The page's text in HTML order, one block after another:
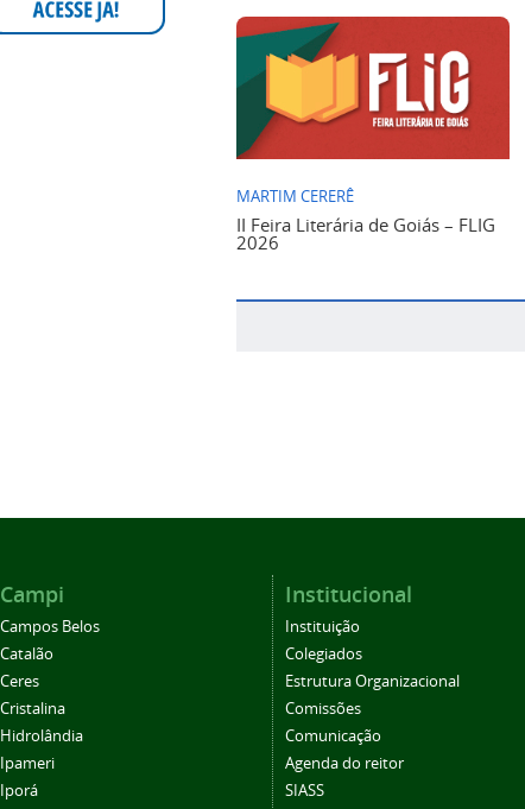
MARTIM CERERÊ
II Feira Literária de Goiás – FLIG
2026
Campos Belos
Catalão
Ceres
Cristalina
Hidrolândia
Ipameri
Iporá
Morrinhos
Posse
Instituição
Estrutura Organizacional
Comissões
Comunicação
Agenda do reitor
SIASS
Eleições CS
SEI/Suap